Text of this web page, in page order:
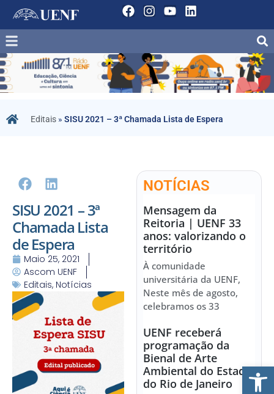
Editais »SISU 2021 – 3ª Chamada Lista de Espera
SISU 2021 – 3ª
Chamada Lista
de Espera
Maio 25, 2021
Ascom UENF
Editais, Notícias
NOTÍCIAS
Mensagem da
Reitoria | UENF 33
anos: valorizando o
território
À comunidade
universitária da UENF,
Neste mês de agosto,
celebramos os 33
UENF receberá
programação da
Bienal de Arte
Ambiental do Estado
do Rio de Janeiro